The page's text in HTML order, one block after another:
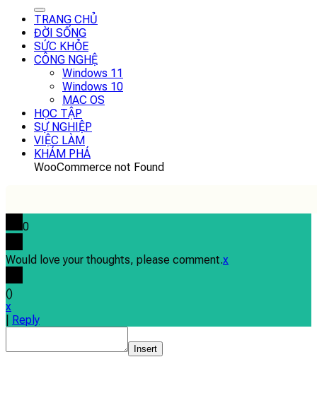
TRANG CHỦ
ĐỜI SỐNG
SỨC KHỎE
CÔNG NGHỆ
Windows 11
Windows 10
MAC OS
HỌC TẬP
SỰ NGHIỆP
VIỆC LÀM
KHÁM PHÁ
WooCommerce not Found
0
Would love your thoughts, please comment.x
()
x
Reply
Insert